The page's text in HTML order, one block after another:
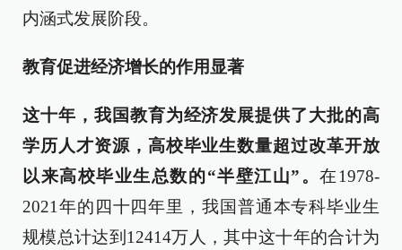
内涵式发展阶段。
教育促进经济增长的作用显著
这十年，我国教育为经济发展提供了大批的高
学历人才资源，高校毕业生数量超过改革开放
以来高校毕业生总数的“半壁江山”。在1978-
2021年的四十四年里，我国普通本专科毕业生
规模总计达到12414万人，其中这十年的合计为